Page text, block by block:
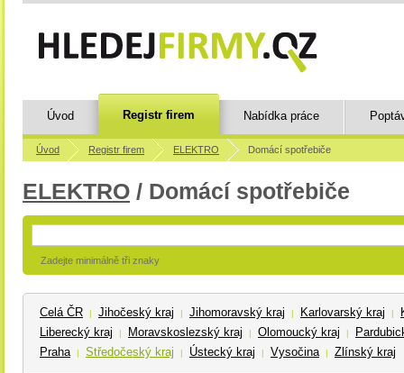
Úvod Registr firem Nabídka práce
Úvod Registr firem ELEKTRO Domácí spotřebiče
ELEKTRO / Domácí spotřebiče
Zadejte minimálně tři znaky
Celá ČR | Jihočeský kraj | Jihomoravský kraj | Karlovarský kraj |
Liberecký kraj
| Moravskoslezský kraj | Olomoucký kraj |
Praha
| Středočeský kraj | Ústecký kraj | Vysočina | Zlínský kraj